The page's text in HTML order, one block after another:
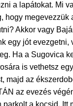
a lapátokat. Mi
hogy megevezzük
Akkor vagy
egy jót evezgetni,
Ha a Sugovica
is vethetsz
majd az
az evezés
parkolt a kocsid. Itt